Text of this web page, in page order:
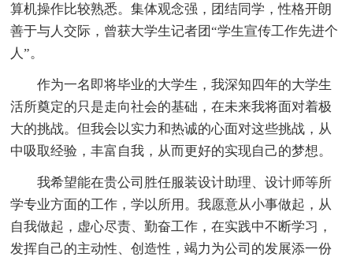
算机操作比较熟悉。集体观念强，团结同学，性格开朗
善于与人交际，曾获大学生记者团“学生宣传工作先进个
人”。
作为一名即将毕业的大学生，我深知四年的大学生
活所奠定的只是走向社会的基础，在未来我将面对着极
大的挑战。但我会以实力和热诚的心面对这些挑战，从
中吸取经验，丰富自我，从而更好的实现自己的梦想。
我希望能在贵公司胜任服装设计助理、设计师等所
学专业方面的工作，学以所用。我愿意从小事做起，从
自我做起，虚心尽责、勤奋工作，在实践中不断学习，
发挥自己的主动性、创造性，竭力为公司的发展添一份